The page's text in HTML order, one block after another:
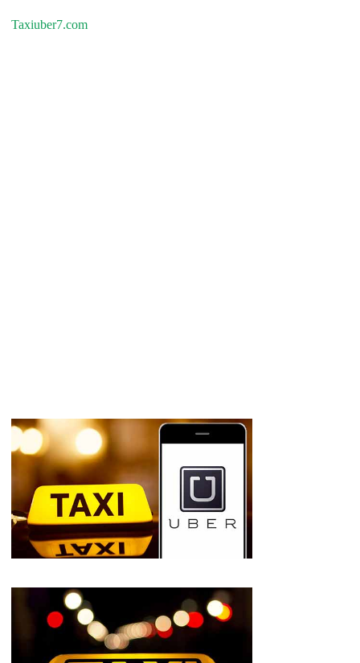
Taxiuber7.com